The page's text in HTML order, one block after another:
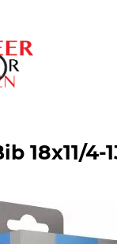
18x11/4-